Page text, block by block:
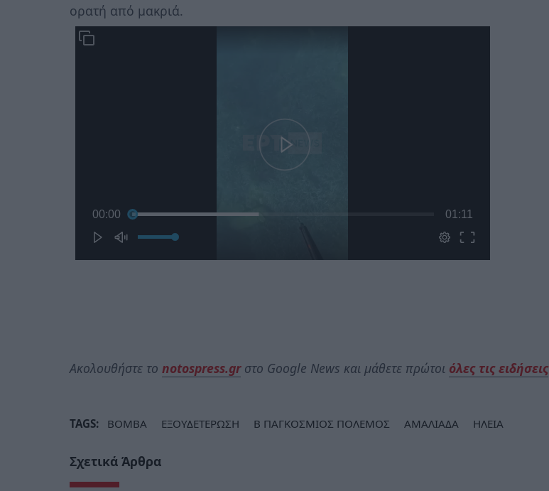
ορατή από μακριά.
Ακολουθήστε το notospress.grστο Google News και μάθετε πρώτοι όλες τις ειδήσεις
TAGS: ΒΟΜΒΑ ΕΞΟΥΔΕΤΕΡΩΣΗ Β ΠΑΓΚΟΣΜΙΟΣ ΠΟΛΕΜΟΣ ΑΜΑΛΙΑΔΑ ΗΛΕΙΑ
Σχετικά Άρθρα